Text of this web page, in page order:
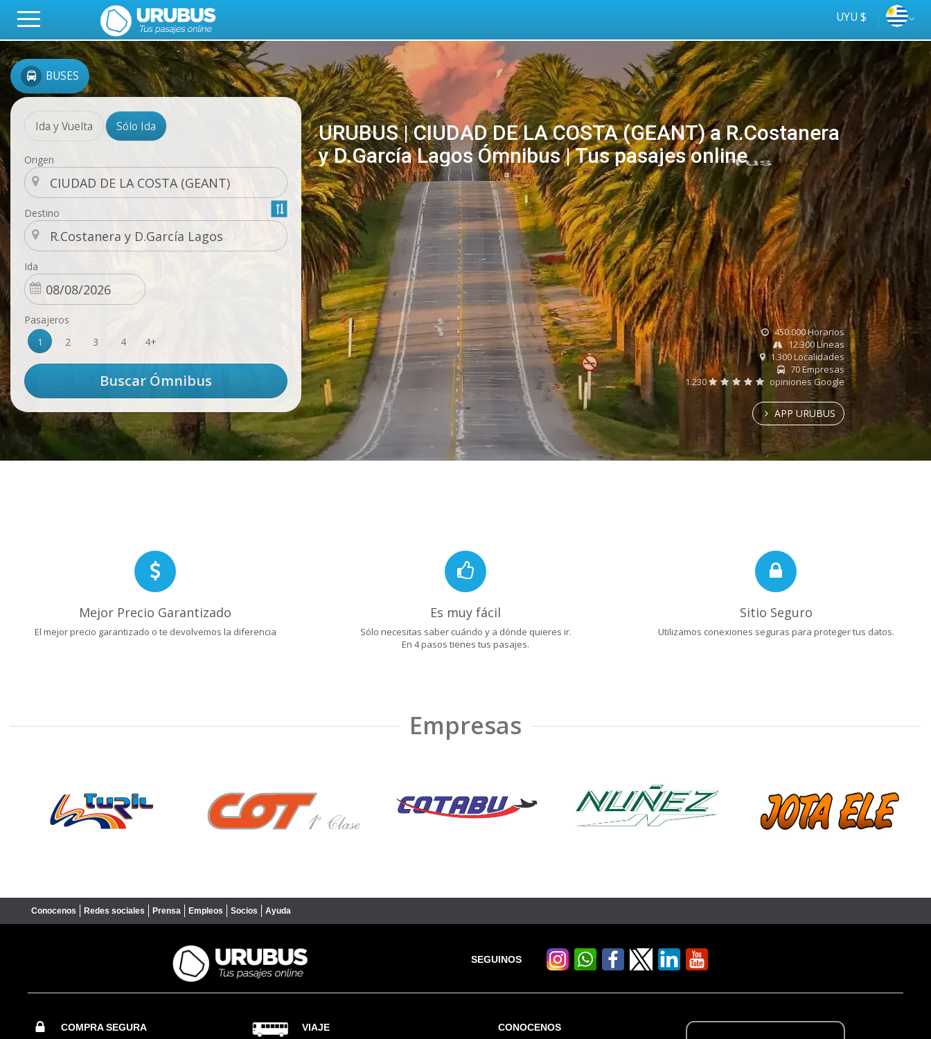
UYU $
BUSES
Ida y Vuelta Sólo Ida
Origen
Destino
Ida
Pasajeros
1
2 3 4 4+
URUBUS | CIUDAD DE LA COSTA (GEANT) a R.Costanera
y D.García Lagos Ómnibus | Tus pasajes online
online
Tus
ómnibus
450.000 Horarios
12.300 Líneas
1.300 Localidades
70 Empresas
1.230
opiniones Google
APP URUBUS
Mejor Precio Garantizado
El mejor precio garantizado o te devolvemos la diferencia
Es muy fácil
Sólo necesitas saber cuándo y a dónde quieres ir.
En 4 pasos tienes tus pasajes.
Sitio Seguro
Utilizamos conexiones seguras para proteger tus datos.
Empresas
Conocenos Redes sociales Prensa Empleos Socios Ayuda
SEGUINOS
COMPRA SEGURA VIAJE CONOCENOS